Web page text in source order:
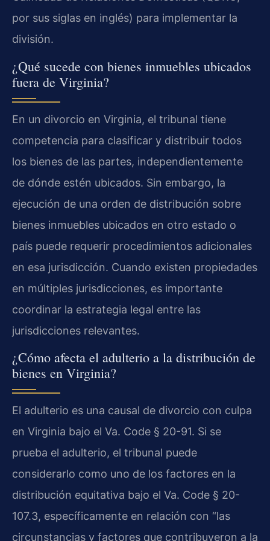
por sus siglas en inglés) para implementar la
división.
¿Qué sucede con bienes inmuebles ubicados
fuera de Virginia?
En un divorcio en Virginia, el tribunal tiene
competencia para clasificar y distribuir todos
los bienes de las partes, independientemente
de dónde estén ubicados. Sin embargo, la
ejecución de una orden de distribución sobre
bienes inmuebles ubicados en otro estado o
país puede requerir procedimientos adicionales
en esa jurisdicción. Cuando existen propiedades
en múltiples jurisdicciones, es importante
coordinar la estrategia legal entre las
jurisdicciones relevantes.
¿Cómo afecta el adulterio a la distribución de
bienes en Virginia?
El adulterio es una causal de divorcio con culpa
en Virginia bajo el Va. Code § 20-91. Si se
prueba el adulterio, el tribunal puede
considerarlo como uno de los factores en la
distribución equitativa bajo el Va. Code § 20-
107.3, específicamente en relación con “las
circunstancias y factores que contribuyeron a la